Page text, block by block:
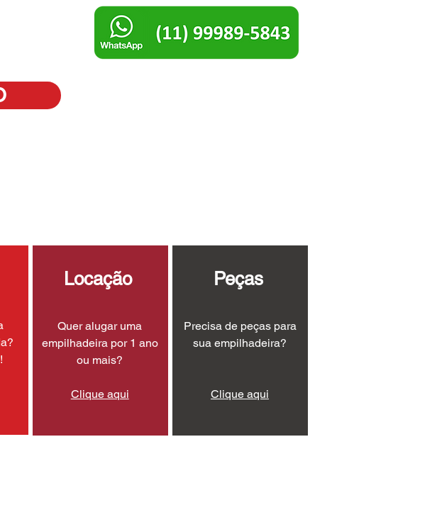
Locação
Quer alugar uma
empilhadeira por 1 ano
ou mais?
Clique aqui
Peças
Precisa de peças para
sua empilhadeira?
Clique aqui